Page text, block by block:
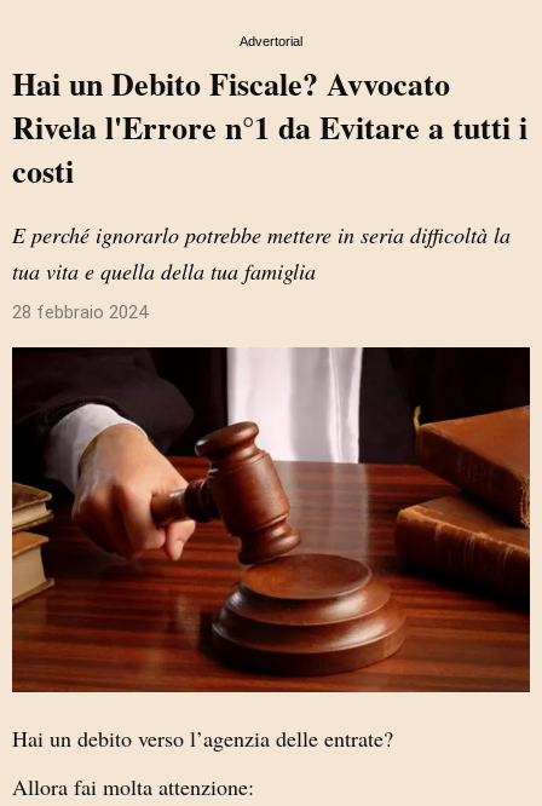
Advertorial
Hai un Debito Fiscale? Avvocato
Rivela l'Errore n°1 da Evitare a tutti i
costi
E perché ignorarlo potrebbe mettere in seria difficoltà la
tua vita e quella della tua famiglia
28 febbraio 2024
Hai un debito verso l’agenzia delle entrate?
Allora fai molta attenzione: